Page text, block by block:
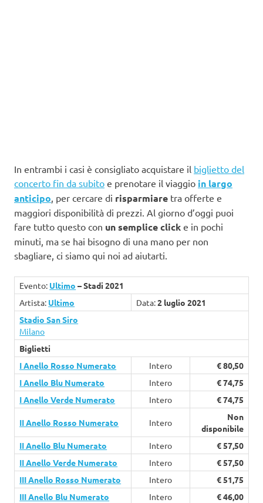
In entrambi i casi è consigliato acquistare il biglietto del
concerto fin da subito e prenotare il viaggio in largo
anticipo, per cercare di risparmiare tra offerte e
maggiori disponibilità di prezzi. Al giorno d’oggi puoi
fare tutto questo con un semplice click e in pochi
minuti, ma se hai bisogno di una mano per non
sbagliare, ci siamo qui noi ad aiutarti.
Evento: Ultimo – Stadi 2021
Artista: Ultimo Data:2 luglio 2021
Stadio San Siro
Milano
Biglietti
I Anello Rosso Numerato
Intero
€ 80,50
I Anello Blu Numerato
Intero
€ 74,75
I Anello Verde Numerato
Intero € 74,75
II Anello Rosso Numerato Intero
Non
disponibile
II Anello Blu Numerato
Intero
€ 57,50
II Anello Verde Numerato
Intero
€ 57,50
III Anello Rosso Numerato
Intero
€ 51,75
III Anello Blu Numerato
Intero
€ 46,00